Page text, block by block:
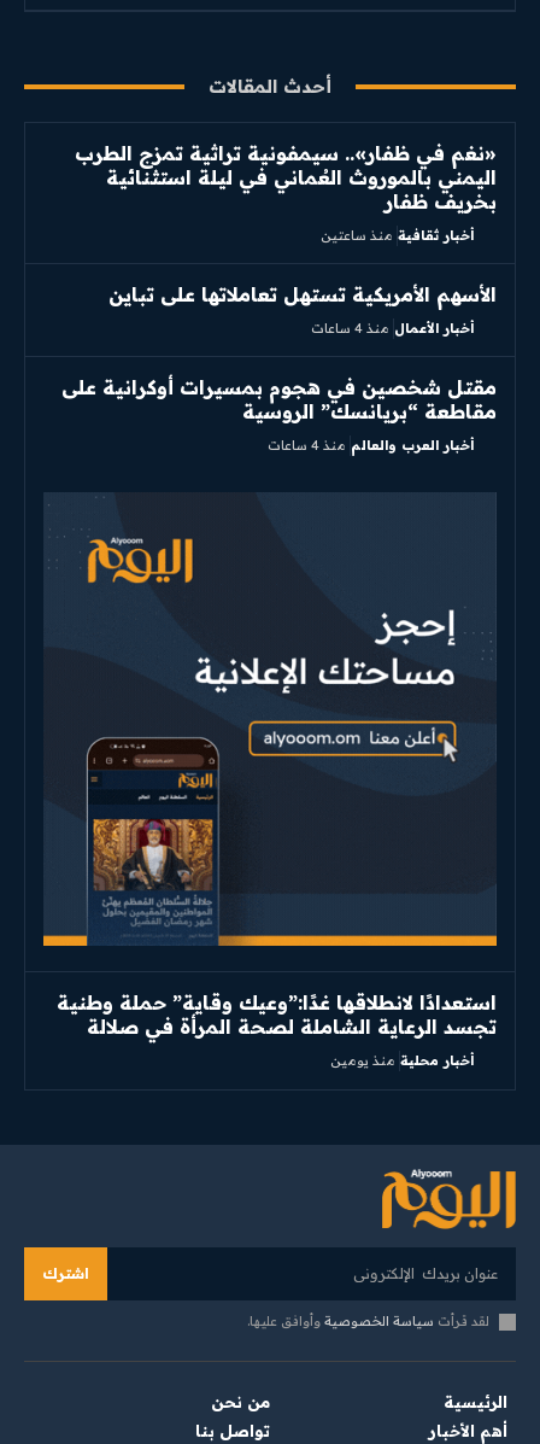
أحدث المقالات
«نغم في ظفار».. سيمفونية تراثية تمزج الطرب
اليمني بالموروث العُماني في ليلة استثنائية
بخريف ظفار
أخبار ثقافية منذ ساعتين
الأسهم الأمريكية تستهل تعاملاتها على تباين
أخبار الأعمال منذ 4 ساعات
مقتل شخصين في هجوم بمسيرات أوكرانية على
مقاطعة “بريانسك” الروسية
أخبار العرب والعالم منذ 4 ساعات
استعدادًا لانطلاقها غدًا:”وعيك وقاية” حملة وطنية
تجسد الرعاية الشاملة لصحة المرأة في صلالة
أخبار محلية منذ يومين
اشترك
لقد قرأت سياسة الخصوصية وأوافق عليها.
الرئيسية
أهم الأخبار
من نحن
تواصل بنا